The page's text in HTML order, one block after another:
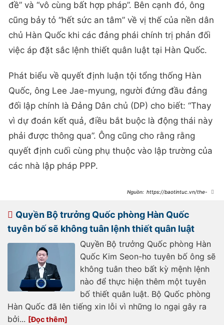
đề” và “vô cùng bất hợp pháp”. Bên cạnh đó, ông
cũng bảy tỏ “hết sức an tâm” về vị thế của nền dân
chủ Hàn Quốc khi các đảng phái chính trị phản đối
việc áp đặt sắc lệnh thiết quân luật tại Hàn Quốc.
Phát biểu về quyết định luận tội tổng thống Hàn
Quốc, ông Lee Jae-myung, người đứng đầu đảng
đối lập chính là Đảng Dân chủ (DP) cho biết: “Thay
vì dự đoán kết quả, điều bắt buộc là động thái này
phải được thông qua”. Ông cũng cho rằng rằng
quyết định cuối cùng phụ thuộc vào lập trường của
các nhà lập pháp PPP.
https://baotintuc.vn/the-
20241207105851762.htm
Quyền Bộ trưởng Quốc phòng Hàn Quốc
tuyên bố sẽ không tuân lệnh thiết quân luật
Quyền Bộ trưởng Quốc phòng Hàn
Quốc Kim Seon-ho tuyên bố ông sẽ
không tuân theo bất kỳ mệnh lệnh
nào để thực hiện thêm một tuyên
bố thiết quân luật. Bộ Quốc phòng
Hàn Quốc đã lên tiếng xin lỗi vì những lo ngại gây ra
bởi...